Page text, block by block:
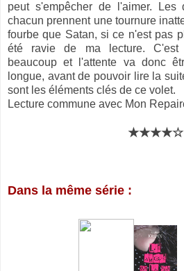
peut s'empêcher de l'aimer.
chacun prennent une tournure
fourbe que Satan, si ce n'est pas
été ravie de ma lecture.
beaucoup et l'attente va donc
longue, avant de pouvoir lire la
sont les éléments clés de ce volet.
Lecture commune avec Mon
★★★★☆
Dans la même série :